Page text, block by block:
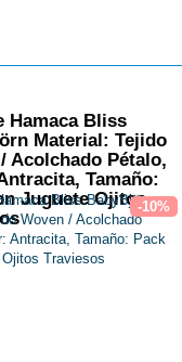
Hamaca Bliss
Material: Tejido
Acolchado Pétalo,
Tamaño:
Juguete Ojitos-10%